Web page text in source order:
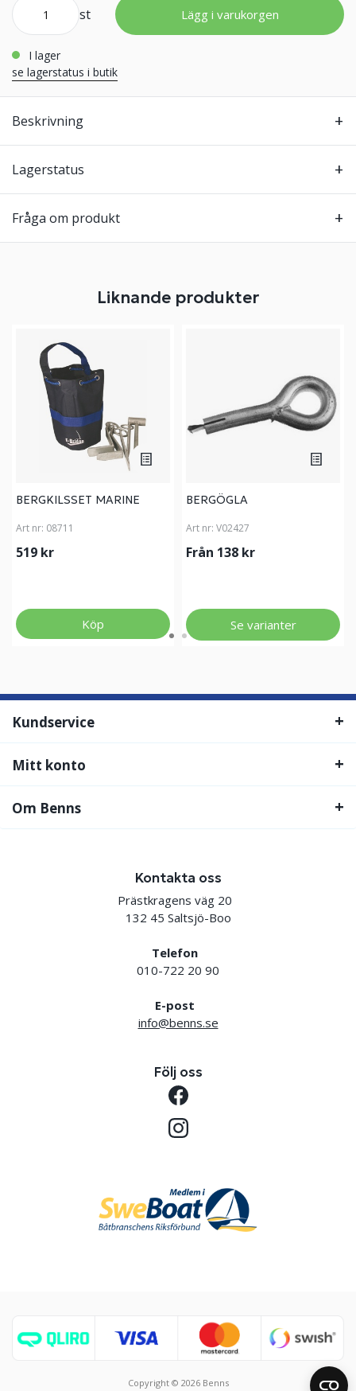
st Lägg i varukorgen
i lager
se lagerstatus i butik
Beskrivning
Lagerstatus
Fråga om produkt
Liknande produkter
BERGKILSSET MARINE
Art nr: 08711
519 kr
Köp
BERGÖGLA
Art nr: V02427
Från 138 kr
Se varianter
Kundservice
Mitt konto
Om Benns
Kontakta oss
Prästkragens väg 20
132 45 Saltsjö-Boo
Telefon
010-722 20 90
E-post
info@benns.se
Följ oss
Copyright © 2026 Benns